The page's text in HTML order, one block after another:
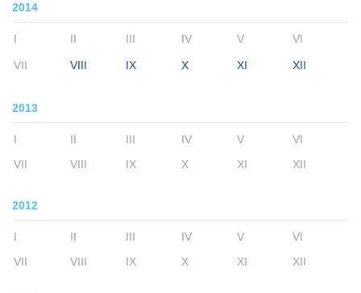
2014
I II III IV V VI
VII VIII IX X XI XII
2013
I II III IV V
VI
VII
VIII IX X XI XII
2012
I II III IV V
VI
VII
VIII IX X XI XII